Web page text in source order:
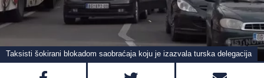
Taksisti šokirani blokadom saobraćaja koju je izazvala turska delegacija